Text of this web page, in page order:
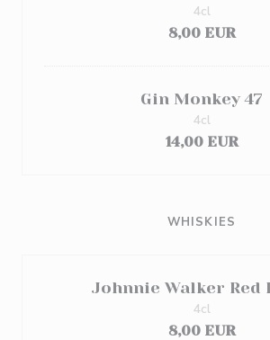
8,00 EUR
4cl
Gin Monkey 47
14,00 EUR
4cl
WHISKIES
Johnnie Walker Red
8,00 EUR
4cl